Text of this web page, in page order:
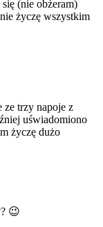
(nie obżeram)
życzę wszystkim
ze trzy napoje z
uświadomiono
życzę dużo
😉